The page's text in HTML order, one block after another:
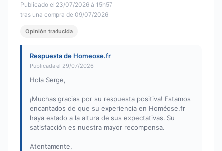
Publicado el 23/07/2026 à 15h57
tras una compra de 09/07/2026
Opinión traducida
Respuesta de Homeose.fr
Publicada el 29/07/2026
Hola Serge,
¡Muchas gracias por su respuesta positiva! Estamos
encantados de que su experiencia en Homéose.fr
haya estado a la altura de sus expectativas. Su
satisfacción es nuestra mayor recompensa.
Atentamente,